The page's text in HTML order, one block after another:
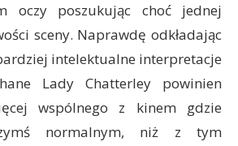
oczy poszukując choć jednej
sceny. Naprawdę odkładając
intelektualne interpretacje
Lady Chatterley powinien
wspólnego z kinem gdzie
normalnym, niż z tym